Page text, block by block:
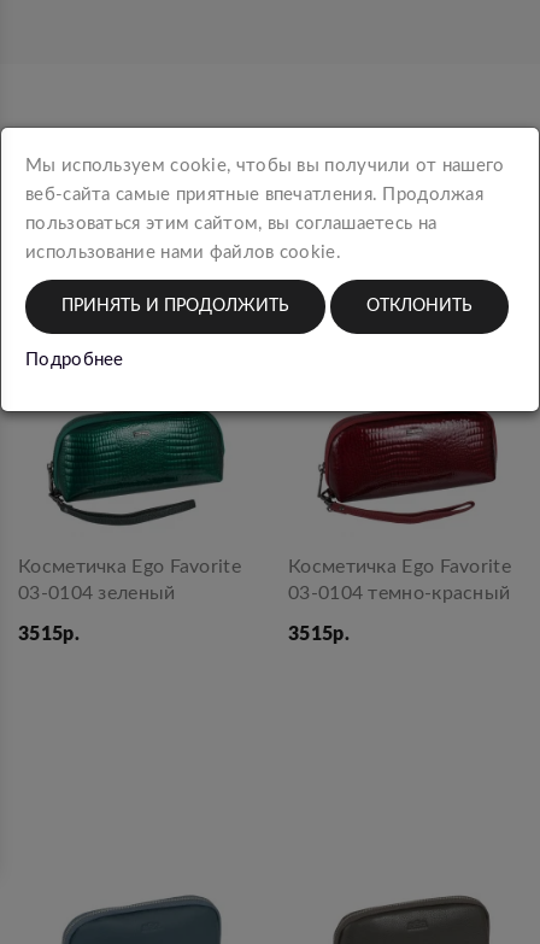
СРАВНЕНИЕ ТОВАРОВ (0)
Сортировка: Показать:
Косметичка Ego Favorite
03-0104 зеленый
3515р.
Косметичка Ego Favorite
03-0104 темно-красный
3515р.
Мы используем cookie, чтобы вы получили от нашего
веб-сайта самые приятные впечатления. Продолжая
пользоваться этим сайтом, вы соглашаетесь на
использование нами файлов cookie.
ПРИНЯТЬ И ПРОДОЛЖИТЬ ОТКЛОНИТЬ
Подробнее